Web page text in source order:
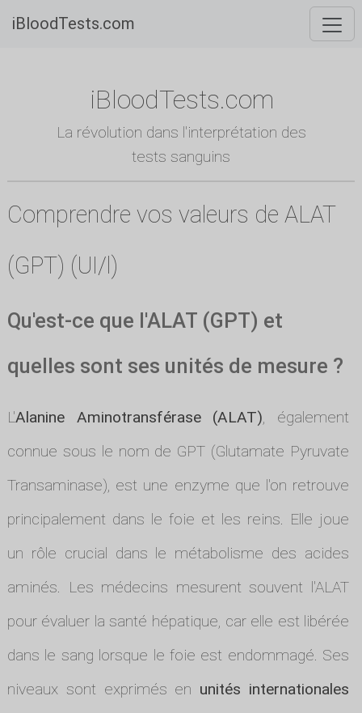
iBloodTests.com
iBloodTests.com
La révolution dans l'interprétation des
tests sanguins
Comprendre vos valeurs de ALAT
(GPT) (UI/l)
Qu'est-ce que l'ALAT (GPT) et
quelles sont ses unités de mesure ?
L'Alanine Aminotransférase (ALAT), également
connue sous le nom de GPT (Glutamate Pyruvate
Transaminase), est une enzyme que l'on retrouve
principalement dans le foie et les reins. Elle joue
un rôle crucial dans le métabolisme des acides
aminés. Les médecins mesurent souvent l'ALAT
pour évaluer la santé hépatique, car elle est libérée
dans le sang lorsque le foie est endommagé. Ses
niveaux sont exprimés en unités internationales